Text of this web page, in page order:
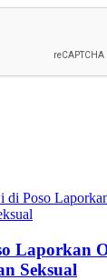
Laporkan
Seksual